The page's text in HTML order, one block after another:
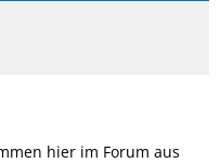
hier im Forum aus